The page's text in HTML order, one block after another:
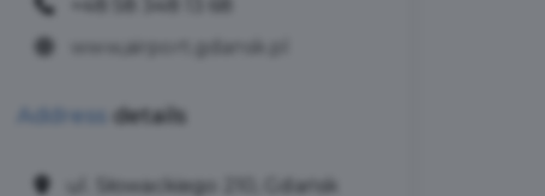
www,airport.gdansk.pl
Address details
ul. Słowackiego 210, Gdańsk